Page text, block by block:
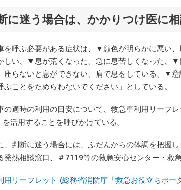
に迷う場合は、かかりつけ医に
呼ぶ必要がある症状は、▼顔色が明らかに悪い
しい、▼息が荒くなった、急に息苦しくなった、
座らないと息ができない、肩で息をしている、▼
ぶことをためらわないでください」としている。
適時の利用の目安について、救急車利用リーフ
活用することを呼びかけている。
判断に迷う場合には、ふだんからの体調を把握
発熱相談窓口、＃7119等の救急安心センター・救
用リーフレット (総務省消防庁「救急お役立ちポー